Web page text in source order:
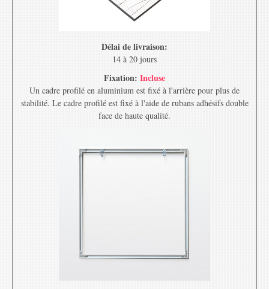
Délai de livraison:
14 à 20 jours
Fixation: Incluse
Un cadre profilé en aluminium est fixé à l'arrière pour plus de
stabilité. Le cadre profilé est fixé à l'aide de rubans adhésifs double
face de haute qualité.